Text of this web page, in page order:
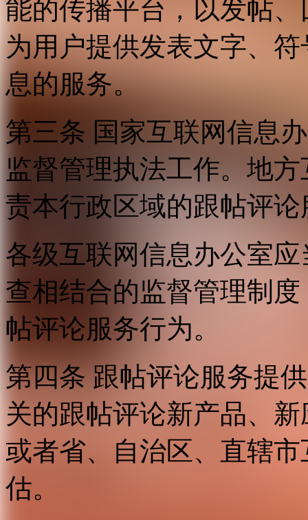
能的传播平台，以发帖
为用户提供发表文字、
息的服务。
第三条 国家互联网信息
监督管理执法工作。地
责本行政区域的跟帖评
各级互联网信息办公室
查相结合的监督管理制
帖评论服务行为。
第四条 跟帖评论服务提
关的跟帖评论新产品、
或者省、自治区、直辖
估。